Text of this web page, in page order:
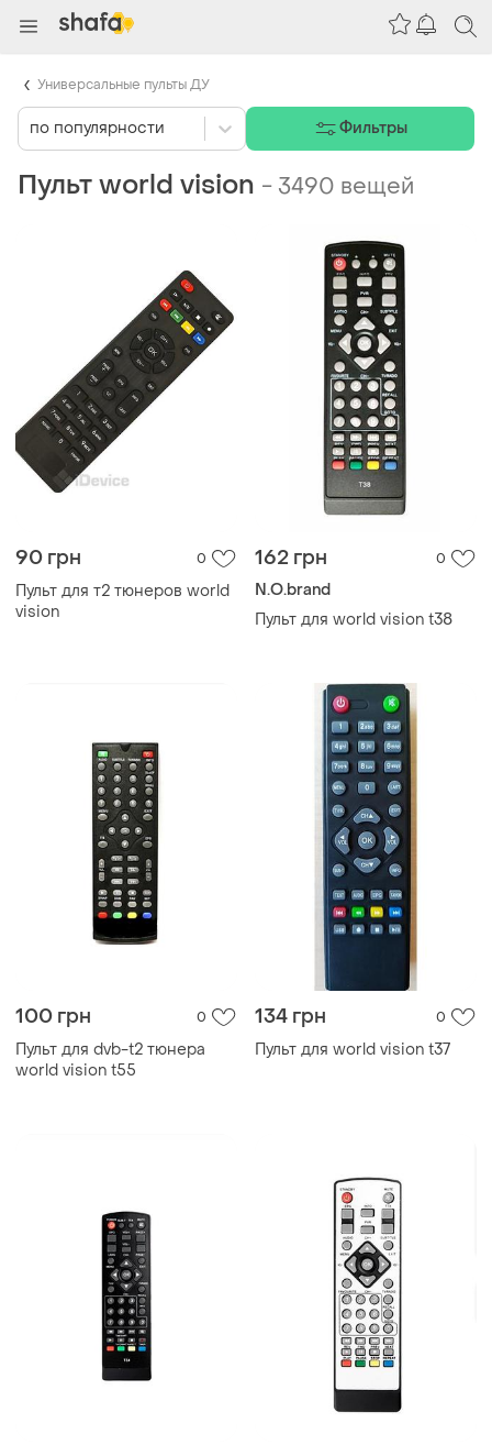
Пульт world vision - 3490 вещей
90 грн 0
Пульт для т2 тюнеров world
vision
162 грн 0
N.O.brand
Пульт для world vision t38
100 грн 0
Пульт для dvb-t2 тюнера
world vision t55
134 грн 0
Пульт для world vision t37
по популярности Фильтры
Универсальные пульты ДУ